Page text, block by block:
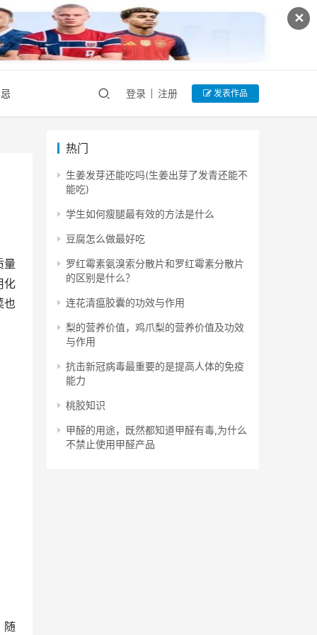
✕
登录 注册 发表作品
量
化
也
随
热门
生姜发芽还能吃吗(生姜出芽了发青还能不
能吃)
学生如何瘦腿最有效的方法是什么
豆腐怎么做最好吃
罗红霉素氨溴索分散片和罗红霉素分散片
的区别是什么？
连花清瘟胶囊的功效与作用
梨的营养价值，鸡爪梨的营养价值及功效
与作用
抗击新冠病毒最重要的是提高人体的免疫
能力
桃胶知识
甲醛的用途，既然都知道甲醛有毒,为什么
不禁止使用甲醛产品